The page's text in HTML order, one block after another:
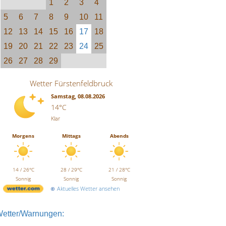
1 2 3
4
5
6 7 8 9 10
11
12
13 14 15 16 17
18
19
20 21 22 23 24
25
26
27 28 29
Wetter Fürstenfeldbruck
Samstag, 08.08.2026
14°C
Klar
Morgens
14 / 26°C
Sonnig
Mittags
28 / 29°C
Sonnig
Abends
21 / 28°C
Sonnig
Aktuelles Wetter ansehen
Warnungen: